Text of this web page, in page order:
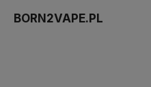
BORN2VAPE.PL